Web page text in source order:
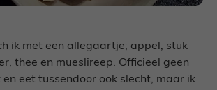
ik met een allegaartje; appel, stuk
thee en mueslireep. Officieel geen
en eet tussendoor ook slecht, maar ik